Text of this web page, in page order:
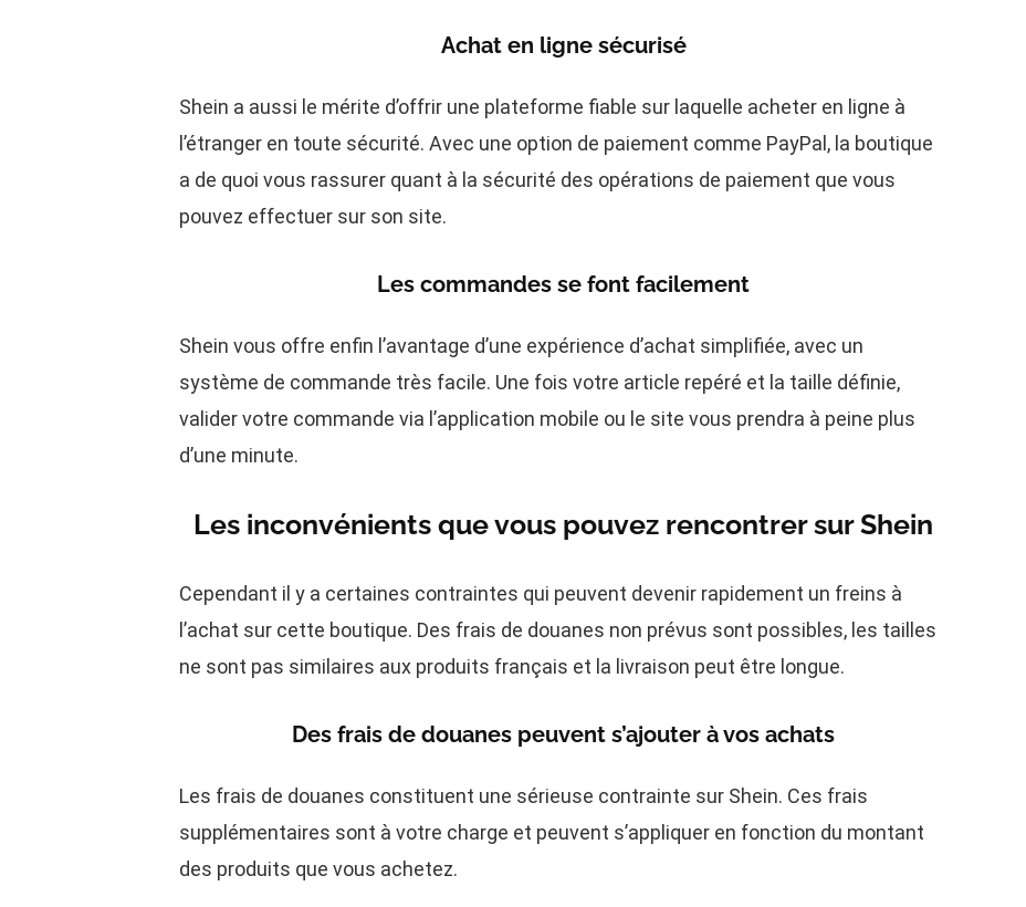
Achat en ligne sécurisé
Shein a aussi le mérite d’offrir une plateforme fiable sur laquelle acheter en ligne à
l’étranger en toute sécurité. Avec une option de paiement comme PayPal, la boutique
a de quoi vous rassurer quant à la sécurité des opérations de paiement que vous
pouvez effectuer sur son site.
Les commandes se font facilement
Shein vous offre enfin l’avantage d’une expérience d’achat simplifiée, avec un
système de commande très facile. Une fois votre article repéré et la taille définie,
valider votre commande via l’application mobile ou le site vous prendra à peine plus
d’une minute.
Les inconvénients que vous pouvez rencontrer sur Shein
Cependant il y a certaines contraintes qui peuvent devenir rapidement un freins à
l’achat sur cette boutique. Des frais de douanes non prévus sont possibles, les tailles
ne sont pas similaires aux produits français et la livraison peut être longue.
Des frais de douanes peuvent s’ajouter à vos achats
Les frais de douanes constituent une sérieuse contrainte sur Shein. Ces frais
supplémentaires sont à votre charge et peuvent s’appliquer en fonction du montant
des produits que vous achetez.